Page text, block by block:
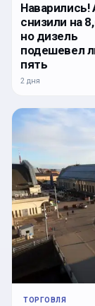
Наварились!
снизили на
но дизель
подешевел
пять
2 дня
ТОРГОВЛЯ